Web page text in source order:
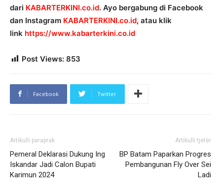
dari KABARTERKINI.co.id. Ayo bergabung di Facebook
dan Instagram KABARTERKINI.co.id, atau klik
link https://www.kabarterkini.co.id
Post Views: 853
Facebook Twitter
Artikulli paraprak
Pemeral Deklarasi Dukung Ing
Iskandar Jadi Calon Bupati
Karimun 2024
Artikulli tjetër
BP Batam Paparkan Progres
Pembangunan Fly Over Sei
Ladi